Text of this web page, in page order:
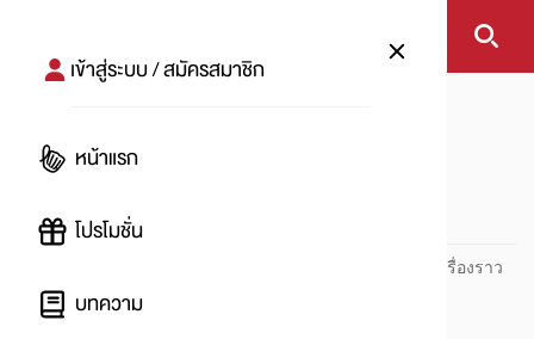
เข้าสู่ระบบ / สมัครสมาชิก
หน้าแรก
โปรโมชั่น
บทความ
#
ปันโปร PUNPRO ที่ 1 ด้านโปรโมชัน อัปเดตและติดตามทุกเรื่องราว
โปรโมชัน